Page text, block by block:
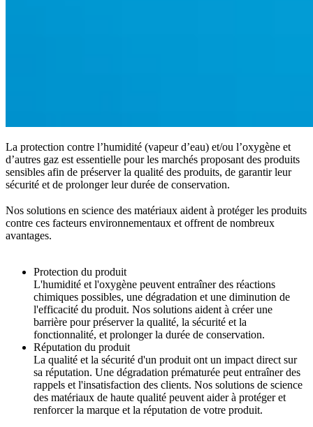
La protection contre l’humidité (vapeur d’eau) et/ou l’oxygène et
d’autres gaz est essentielle pour les marchés proposant des produits
sensibles afin de préserver la qualité des produits, de garantir leur
sécurité et de prolonger leur durée de conservation.
Nos solutions en science des matériaux aident à protéger les produits
contre ces facteurs environnementaux et offrent de nombreux
avantages.
Protection du produit
L'humidité et l'oxygène peuvent entraîner des réactions
chimiques possibles, une dégradation et une diminution de
l'efficacité du produit. Nos solutions aident à créer une
barrière pour préserver la qualité, la sécurité et la
fonctionnalité, et prolonger la durée de conservation.
Réputation du produit
La qualité et la sécurité d'un produit ont un impact direct sur
sa réputation. Une dégradation prématurée peut entraîner des
rappels et l'insatisfaction des clients. Nos solutions de science
des matériaux de haute qualité peuvent aider à protéger et
renforcer la marque et la réputation de votre produit.